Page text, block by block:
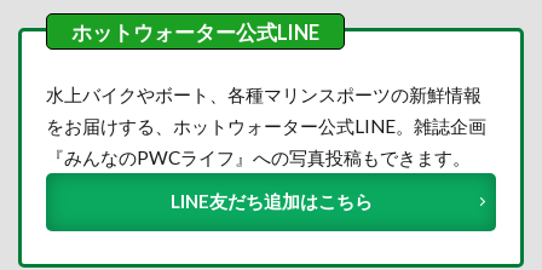
水上バイクやボート、各種マリンスポーツの新鮮情報
をお届けする、ホットウォーター公式LINE。雑誌企画
『みんなのPWCライフ』への写真投稿もできます。
LINE友だち追加はこちら